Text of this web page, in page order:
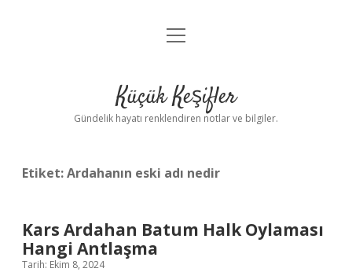
Anasayfa
Yasal Uyarı
menüyü
Küçük Keşifler
Gündelik hayatı renklendiren notlar ve bilgiler.
Etiket:Ardahanın eski adı nedir
Kars Ardahan Batum Halk Oylaması
Hangi Antlaşma
Tarih: Ekim 8, 2024